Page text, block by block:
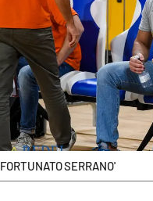
ECONOMIA E LAVORO
EVENTI
SPORT
Streaming
FORTUNATO SERRANO'